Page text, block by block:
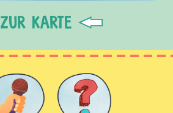
ZUR KARTE